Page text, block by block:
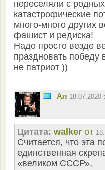
переселяли с
катастрофические
много-много других
фашист и редиска!
Надо просто везде
праздновать победу
не патриот ))
Ал 18.07.2020
Цитата: walker от
Считается, что эта
единственная
«великом СССР»,